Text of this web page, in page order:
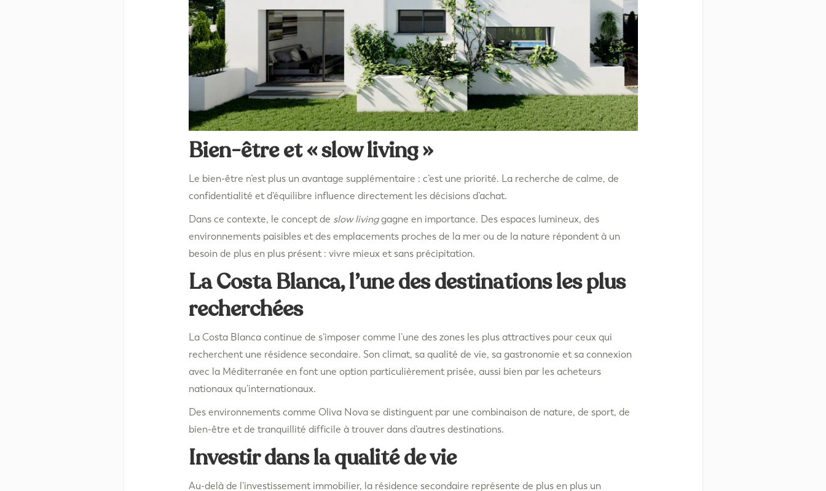
Bien-être et « slow living »
Le bien-être n’est plus un avantage supplémentaire : c’est une priorité. La recherche de calme, de
confidentialité et d’équilibre influence directement les décisions d’achat.
Dans ce contexte, le concept de slow livinggagne en importance. Des espaces lumineux, des
environnements paisibles et des emplacements proches de la mer ou de la nature répondent à un
besoin de plus en plus présent : vivre mieux et sans précipitation.
La Costa Blanca, l’une des destinations les plus
recherchées
La Costa Blanca continue de s’imposer comme l’une des zones les plus attractives pour ceux qui
recherchent une résidence secondaire. Son climat, sa qualité de vie, sa gastronomie et sa connexion
avec la Méditerranée en font une option particulièrement prisée, aussi bien par les acheteurs
nationaux qu’internationaux.
Des environnements comme Oliva Nova se distinguent par une combinaison de nature, de sport, de
bien-être et de tranquillité difficile à trouver dans d’autres destinations.
Investir dans la qualité de vie
Au-delà de l’investissement immobilier, la résidence secondaire représente de plus en plus un